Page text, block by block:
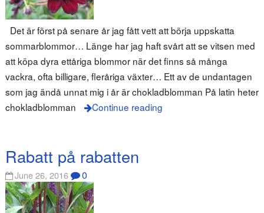
Det är först på senare år jag fått vett att börja uppskatta
sommarblommor… Länge har jag haft svårt att se vitsen med
att köpa dyra ettåriga blommor när det finns så många
vackra, ofta billigare, fleråriga växter… Ett av de undantagen
som jag ändå unnat mig i år är chokladblomman På latin heter
chokladblomman
Continue reading
Rabatt på rabatten
June 26, 2016 0